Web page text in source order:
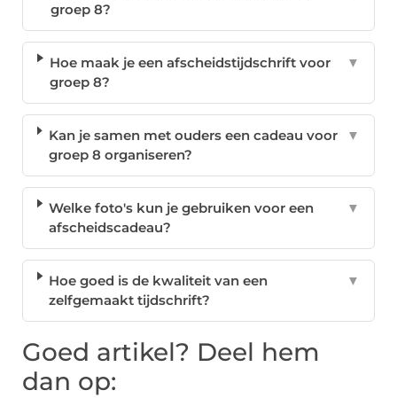
groep 8?
Hoe maak je een afscheidstijdschrift voor
groep 8?
▼
Kan je samen met ouders een cadeau voor
groep 8 organiseren?
▼
Welke foto's kun je gebruiken voor een
afscheidscadeau?
▼
Hoe goed is de kwaliteit van een
zelfgemaakt tijdschrift?
▼
Goed artikel? Deel hem
dan op: